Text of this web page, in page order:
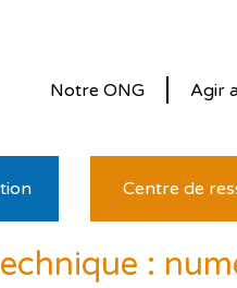
Agir
Notre ONG
Centre de
: